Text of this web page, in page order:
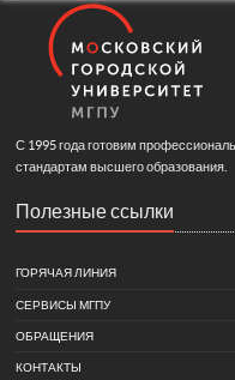
С 1995 года готовим
стандартам высшего образования.
Полезные ссылки
ГОРЯЧАЯ ЛИНИЯ
СЕРВИСЫ МГПУ
ОБРАЩЕНИЯ
КОНТАКТЫ